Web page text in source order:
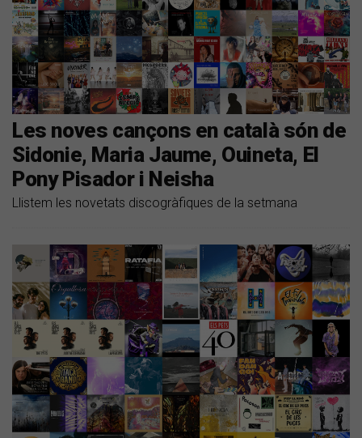
Les noves cançons en català són de
Sidonie, Maria Jaume, Ouineta, El
Pony Pisador i Neisha
Llistem les novetats discogràfiques de la setmana